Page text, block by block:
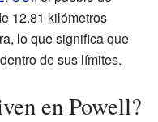
12.81 kilómetros
lo que significa que
de sus límites.
en Powell?